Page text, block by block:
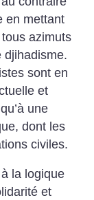
en mettant
azimuts
djihadisme.
sont en
et
une
dont les
civiles.
la logique
et